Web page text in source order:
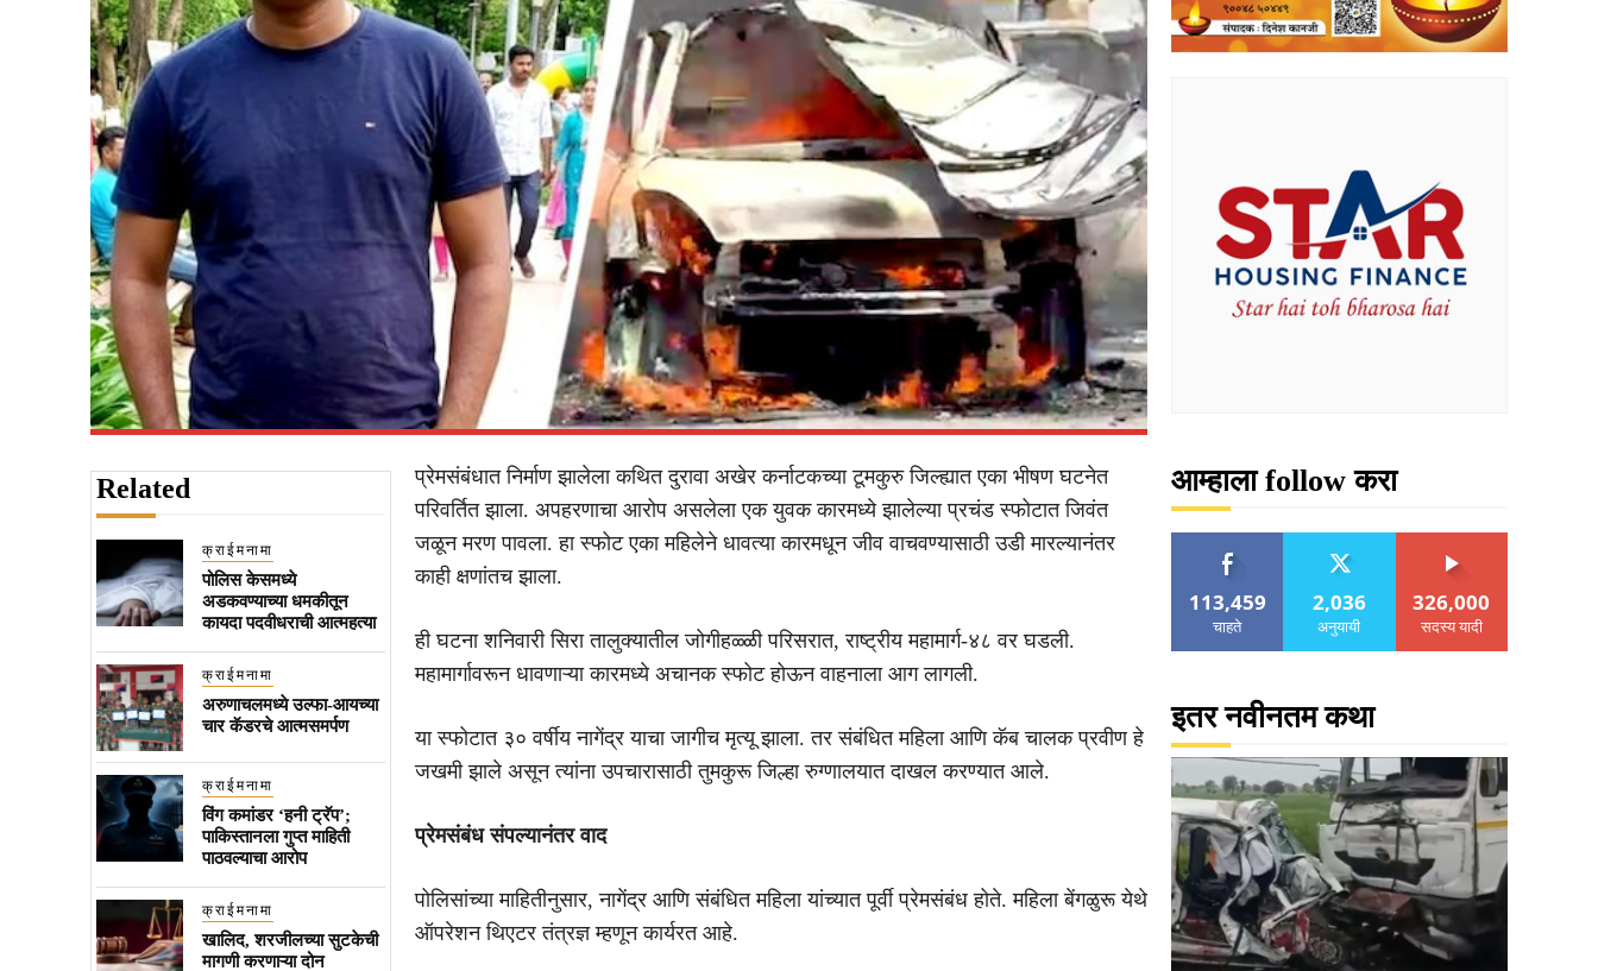
Related
क्राईमनामा
पोलिस केसमध्ये
अडकवण्याच्या धमकीतून
कायदा पदवीधराची आत्महत्या
क्राईमनामा
अरुणाचलमध्ये उल्फा-आयच्या
चार कॅडरचे आत्मसमर्पण
क्राईमनामा
विंग कमांडर ‘हनी ट्रॅप’;
पाकिस्तानला गुप्त माहिती
पाठवल्याचा आरोप
क्राईमनामा
खालिद, शरजीलच्या सुटकेची
मागणी करणाऱ्या दोन
प्रेमसंबंधात निर्माण झालेला कथित दुरावा अखेर कर्नाटकच्या टूमकुरु जिल्ह्यात एका भीषण घटनेत
परिवर्तित झाला. अपहरणाचा आरोप असलेला एक युवक कारमध्ये झालेल्या प्रचंड स्फोटात जिवंत
जळून मरण पावला. हा स्फोट एका महिलेने धावत्या कारमधून जीव वाचवण्यासाठी उडी मारल्यानंतर
काही क्षणांतच झाला.
ही घटना शनिवारी सिरा तालुक्यातील जोगीहळ्ळी परिसरात, राष्ट्रीय महामार्ग-४८ वर घडली.
महामार्गावरून धावणाऱ्या कारमध्ये अचानक स्फोट होऊन वाहनाला आग लागली.
या स्फोटात ३० वर्षीय नागेंद्र याचा जागीच मृत्यू झाला. तर संबंधित महिला आणि कॅब चालक प्रवीण हे
जखमी झाले असून त्यांना उपचारासाठी तुमकुरू जिल्हा रुग्णालयात दाखल करण्यात आले.
प्रेमसंबंध संपल्यानंतर वाद
पोलिसांच्या माहितीनुसार, नागेंद्र आणि संबंधित महिला यांच्यात पूर्वी प्रेमसंबंध होते. महिला बेंगळुरू येथे
ऑपरेशन थिएटर तंत्रज्ञ म्हणून कार्यरत आहे.
आम्हाला follow करा
113,459
चाहते
2,036
अनुयायी
326,000
सदस्य यादी
इतर नवीनतम कथा